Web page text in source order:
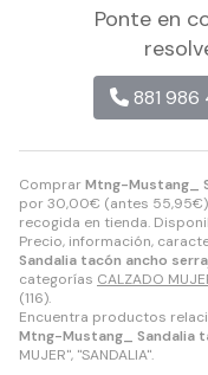
ComprarMtng-Mustang_
por30,00€ (antes 55,95€
recogida en tienda.
Precio, información,
Sandalia tacón ancho
categorías CALZADO
(116).
Encuentra productos
Mtng-Mustang_ Sandalia
MUJER", "SANDALIA".
Ponte en
881 986